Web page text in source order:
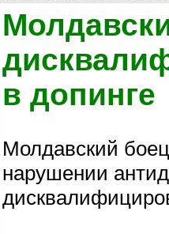
в допинге
Молдавский
нарушении